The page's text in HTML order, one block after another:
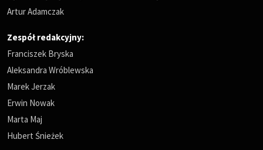
Artur Adamczak
Zespół redakcyjny:
Franciszek Bryska
Aleksandra Wróblewska
Marek Jerzak
Erwin Nowak
Marta Maj
Hubert Śnieżek